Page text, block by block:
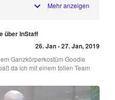
Mehr anzeigen
über InStaff
26. Jan - 27. Jan, 2019
Ganzkörperkostüm Goodie
da ich mit einem tollen Team